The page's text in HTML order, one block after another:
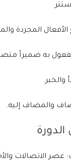
المجردة
به ضميراً
والخبر.
والمضاف إليه.
عصر الاتصالات